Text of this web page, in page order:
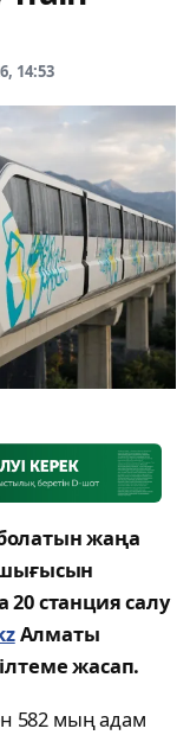
14:53
жаңа
станция салу
Алматы
жасап.
582 мың адам